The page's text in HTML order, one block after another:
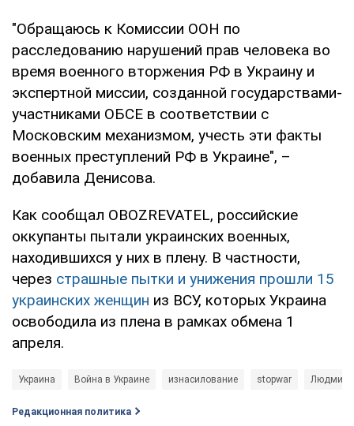
"Обращаюсь к Комиссии ООН по
расследованию нарушений прав человека во
время военного вторжения РФ в Украину и
экспертной миссии, созданной государствами-
участниками ОБСЕ в соответствии с
Московским механизмом, учесть эти факты
военных преступлений РФ в Украине", –
добавила Денисова.
Как сообщал OBOZREVATEL, российские
оккупанты пытали украинских военных,
находившихся у них в плену. В частности,
через страшные пытки и унижения прошли 15
украинских женщин из ВСУ, которых Украина
освободила из плена в рамках обмена 1
апреля.
Украина Война в Украине изнасилование stopwar
Редакционная политика